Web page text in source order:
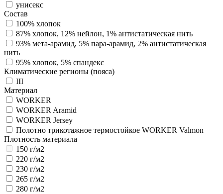
унисекс
Состав
100% хлопок
87% хлопок, 12% нейлон, 1% антистатическая нить
93% мета-арамид, 5% пара-арамид, 2% антистатическая
нить
95% хлопок, 5% спандекс
Климатические регионы (пояса)
III
Материал
WORKER
WORKER Aramid
WORKER Jersey
Полотно трикотажное термостойкое WORKER Valmon
Плотность материала
150 г/м2
220 г/м2
230 г/м2
265 г/м2
280 г/м2